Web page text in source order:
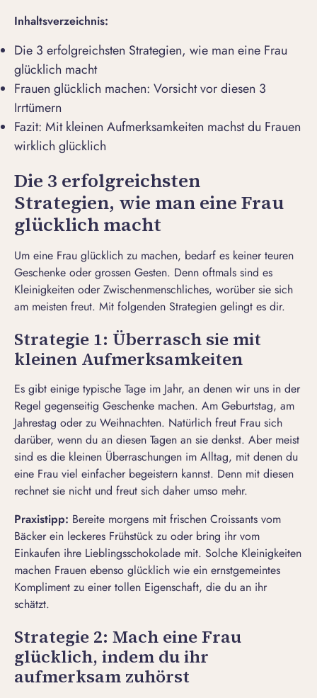
Inhaltsverzeichnis:
Die 3 erfolgreichsten Strategien, wie man eine Frau
glücklich macht
Frauen glücklich machen: Vorsicht vor diesen 3
Irrtümern
Fazit: Mit kleinen Aufmerksamkeiten machst du Frauen
wirklich glücklich
Die 3 erfolgreichsten
Strategien, wie man eine Frau
glücklich macht
Um eine Frau glücklich zu machen, bedarf es keiner teuren
Geschenke oder grossen Gesten. Denn oftmals sind es
Kleinigkeiten oder Zwischenmenschliches, worüber sie sich
am meisten freut. Mit folgenden Strategien gelingt es dir.
Strategie 1: Überrasch sie mit
kleinen Aufmerksamkeiten
Es gibt einige typische Tage im Jahr, an denen wir uns in der
Regel gegenseitig Geschenke machen. Am Geburtstag, am
Jahrestag oder zu Weihnachten. Natürlich freut Frau sich
darüber, wenn du an diesen Tagen an sie denkst. Aber meist
sind es die kleinen Überraschungen im Alltag, mit denen du
eine Frau viel einfacher begeistern kannst. Denn mit diesen
rechnet sie nicht und freut sich daher umso mehr.
Praxistipp: Bereite morgens mit frischen Croissants vom
Bäcker ein leckeres Frühstück zu oder bring ihr vom
Einkaufen ihre Lieblingsschokolade mit. Solche Kleinigkeiten
machen Frauen ebenso glücklich wie ein ernstgemeintes
Kompliment zu einer tollen Eigenschaft, die du an ihr
schätzt.
Strategie 2: Mach eine Frau
glücklich, indem du ihr
aufmerksam zuhörst